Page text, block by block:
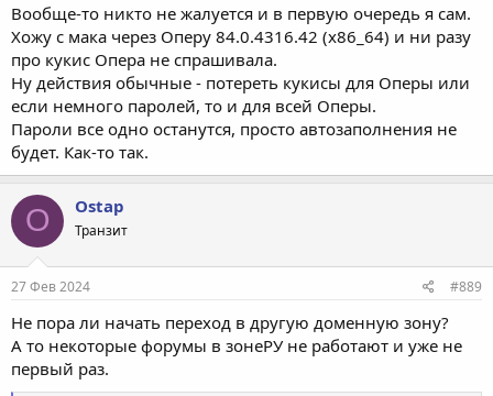
Вообще-то никто не жалуется и в первую очередь я сам.
Хожу с мака через Оперу 84.0.4316.42 (x86_64) и ни разу
про кукис Опера не спрашивала.
Ну действия обычные - потереть кукисы для Оперы или
если немного паролей, то и для всей Оперы.
Пароли все одно останутся, просто автозаполнения не
будет. Как-то так.
O Ostap
Транзит
27 Фев 2024 #889
Не пора ли начать переход в другую доменную зону?
А то некоторые форумы в зонеРУ не работают и уже не
первый раз.